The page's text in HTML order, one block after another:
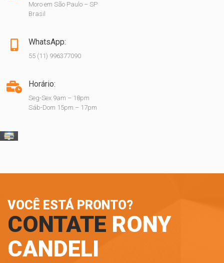
Moro em São Paulo – SP
Brasil
WhatsApp:
55 (11) 996377090
Horário:
Seg-Sex 9am – 18pm
Sáb-Dom 15pm – 17pm
VOCÊ ESTÁ PRONTO?
CONTATE RONY
CANDELI